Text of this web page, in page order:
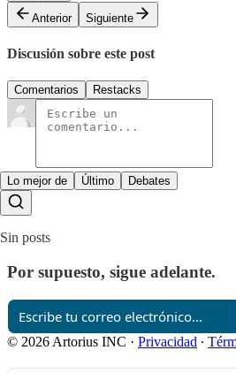
Anterior
Siguiente
Discusión sobre este post
Comentarios Restacks
Lo mejor de Último Debates
Sin posts
Por supuesto, sigue adelante.
© 2026 Artorius INC · Privacidad ∙